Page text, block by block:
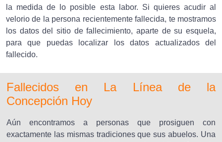
la medida de lo posible esta labor. Si quieres acudir al
velorio de la persona recientemente fallecida, te mostramos
los datos del sitio de fallecimiento, aparte de su esquela,
para que puedas localizar los datos actualizados del
fallecido.
Fallecidos en La Línea de la
Concepción Hoy
Aún encontramos a personas que prosiguen con
exactamente las mismas tradiciones que sus abuelos. Una